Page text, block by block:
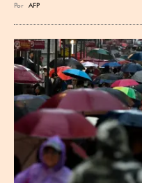
Por AFP